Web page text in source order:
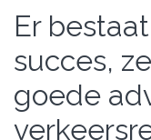
Er
succes,
goede